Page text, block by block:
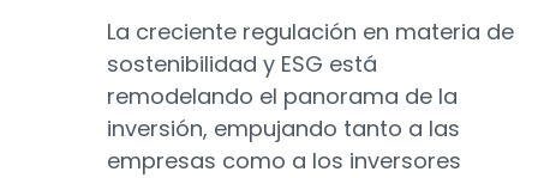
La creciente regulación en materia de
sostenibilidad y ESG está
remodelando el panorama de la
inversión, empujando tanto a las
empresas como a los inversores